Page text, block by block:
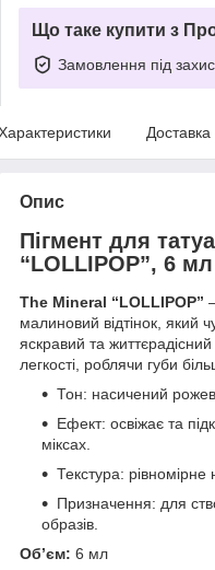
Що таке купити з
Замовлення під
Доставка
Опис
Пігмент для
“LOLLIPOP”, 6 мл
The Mineral “LOLLIPOP”
малиновий відтінок, який
яскравий та
легкості, роблячи губи
Тон: насичений
Ефект: освіжає та
міксах.
Текстура: рівномірне
Призначення: для
образів.
Об’єм: 6 мл